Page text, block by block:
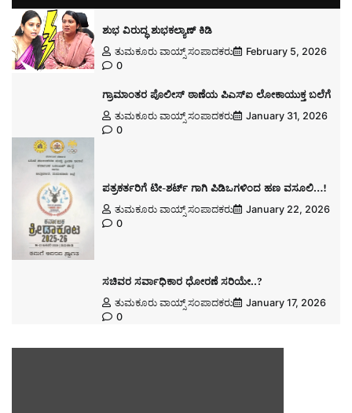
ಶುಭ ವಿರುದ್ಧ ಶುಭಕಲ್ಯಾಣ್ ಕಿಡಿ
ತುಮಕೂರು ವಾಯ್ಸ್ ಸಂಪಾದಕರು
February 5, 2026
0
ಗ್ರಾಮಾಂತರ ಪೊಲೀಸ್ ಠಾಣೆಯ ಪಿಎಸ್ಐ ಲೋಕಾಯುಕ್ತ ಬಲೆಗೆ
ತುಮಕೂರು ವಾಯ್ಸ್ ಸಂಪಾದಕರು
January 31, 2026
0
ಪತ್ರಕರ್ತರಿಗೆ ಟೀ-ಶರ್ಟ್ ಗಾಗಿ ಪಿಡಿಒಗಳಿಂದ ಹಣ ವಸೂಲಿ…!
ತುಮಕೂರು ವಾಯ್ಸ್ ಸಂಪಾದಕರು
January 22, 2026
0
ಸಚಿವರ ಸರ್ವಾಧಿಕಾರ ಧೋರಣೆ ಸರಿಯೇ..?
ತುಮಕೂರು ವಾಯ್ಸ್ ಸಂಪಾದಕರು
January 17, 2026
0